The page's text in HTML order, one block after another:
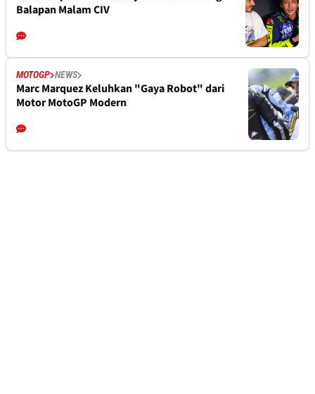
Balapan Malam CIV
MOTOGP NEWS
Marc Marquez Keluhkan "Gaya Robot" dari
Motor MotoGP Modern